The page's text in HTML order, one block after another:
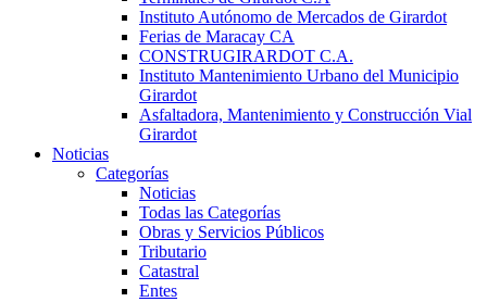
Instituto Autónomo de Mercados de Girardot
Ferias de Maracay CA
CONSTRUGIRARDOT C.A.
Instituto Mantenimiento Urbano del Municipio
Girardot
Asfaltadora, Mantenimiento y Construcción Vial
Girardot
Noticias
Categorías
Noticias
Todas las Categorías
Obras y Servicios Públicos
Tributario
Catastral
Entes